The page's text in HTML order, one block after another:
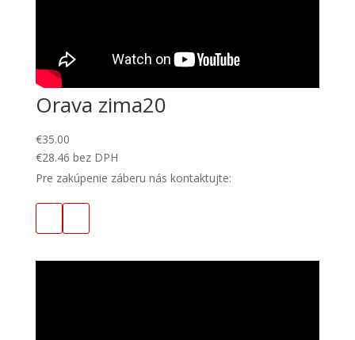
Orava zima20
€35.00
€28.46 bez DPH
Pre zakúpenie záberu nás kontaktujte: